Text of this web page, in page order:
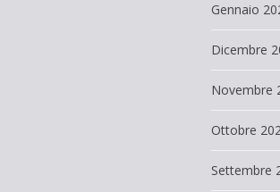
Gennaio
Dicembre
Novembre
Ottobre
Settembre